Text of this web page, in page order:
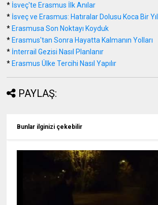
* İsveç'te Erasmus İlk Anılar
* İsveç ve Erasmus: Hatıralar Dolusu Koca Bir Yıl
*Erasmusa Son Noktayı Koyduk
*Erasmus'tan Sonra Hayatta Kalmanın Yolları
* İnterrail Gezisi Nasıl Planlanır
*Erasmus Ülke Tercihi Nasıl Yapılır
PAYLAŞ:
Bunlar ilginizi çekebilir